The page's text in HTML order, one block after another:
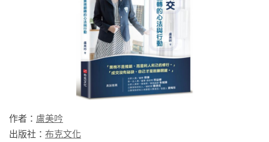
作者： 盧美吟
出版社： 布克文化